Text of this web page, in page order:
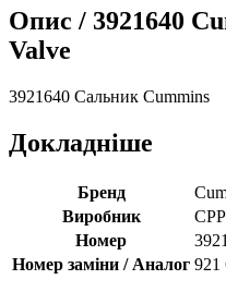
Опис / 3921640
Valve
3921640 Сальник Cummins
Докладніше
Бренд
Виробник
CPP
Номер
Номер заміни / Аналог 921